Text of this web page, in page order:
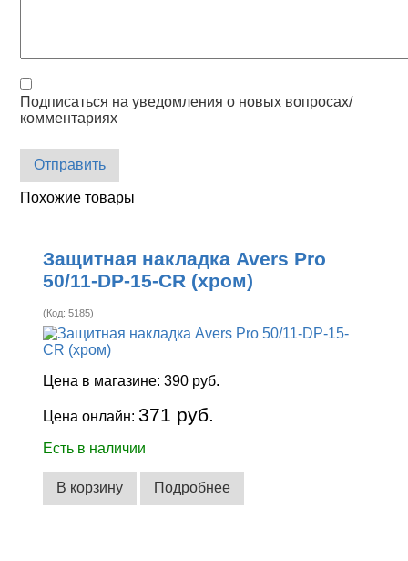
Подписаться на уведомления о новых вопросах/
комментариях
Отправить
Похожие товары
Защитная накладка Avers Pro
50/11-DP-15-CR (хром)
(Код:5185)
Цена в магазине:390 руб.
Цена онлайн:371 руб.
Есть в наличии
В корзину Подробнее